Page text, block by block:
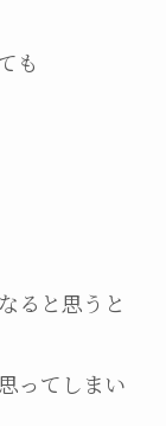
も
ると思うと
ってしまい